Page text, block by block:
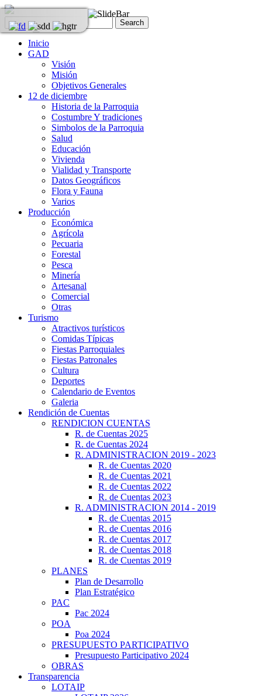
Inicio
GAD
Visión
Misión
Objetivos Generales
12 de diciembre
Historia de la Parroquia
Costumbre Y tradiciones
Simbolos de la Parroquia
Salud
Educación
Vivienda
Vialidad y Transporte
Datos Geográficos
Flora y Fauna
Varios
Producción
Económica
Agrícola
Pecuaria
Forestal
Pesca
Minería
Artesanal
Comercial
Otras
Turismo
Atractivos turísticos
Comidas Típicas
Fiestas Parroquiales
Fiestas Patronales
Cultura
Deportes
Calendario de Eventos
Galeria
Rendición de Cuentas
RENDICION CUENTAS
R. de Cuentas 2025
R. de Cuentas 2024
R. ADMINISTRACION 2019 - 2023
R. de Cuentas 2020
R. de Cuentas 2021
R. de Cuentas 2022
R. de Cuentas 2023
R. ADMINISTRACION 2014 - 2019
R. de Cuentas 2015
R. de Cuentas 2016
R. de Cuentas 2017
R. de Cuentas 2018
R. de Cuentas 2019
PLANES
Plan de Desarrollo
Plan Estratégico
PAC
Pac 2024
POA
Poa 2024
PRESUPUESTO PARTICIPATIVO
Presupuesto Participativo 2024
OBRAS
Transparencia
LOTAIP